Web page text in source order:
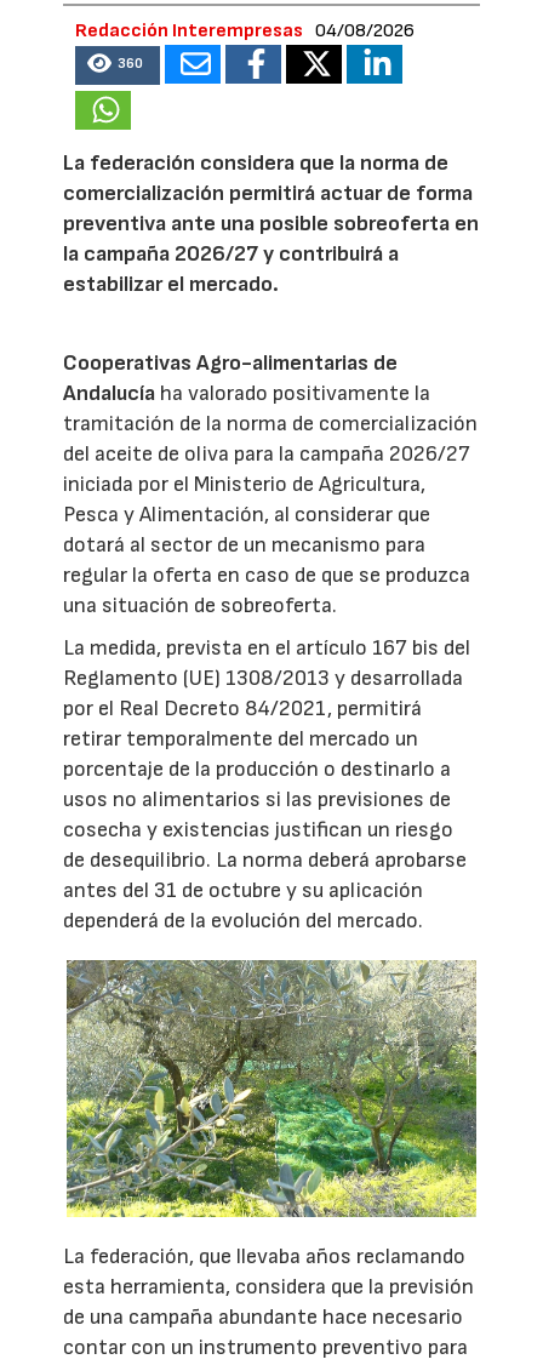
Redacción Interempresas 04/08/2026
360
La federación considera que la norma de
comercialización permitirá actuar de forma
preventiva ante una posible sobreoferta en
la campaña 2026/27 y contribuirá a
estabilizar el mercado.
Cooperativas Agro-alimentarias de
Andalucía ha valorado positivamente la
tramitación de la norma de comercialización
del aceite de oliva para la campaña 2026/27
iniciada por el Ministerio de Agricultura,
Pesca y Alimentación, al considerar que
dotará al sector de un mecanismo para
regular la oferta en caso de que se produzca
una situación de sobreoferta.
La medida, prevista en el artículo 167 bis del
Reglamento (UE) 1308/2013 y desarrollada
por el Real Decreto 84/2021, permitirá
retirar temporalmente del mercado un
porcentaje de la producción o destinarlo a
usos no alimentarios si las previsiones de
cosecha y existencias justifican un riesgo
de desequilibrio. La norma deberá aprobarse
antes del 31 de octubre y su aplicación
dependerá de la evolución del mercado.
La federación, que llevaba años reclamando
esta herramienta, considera que la previsión
de una campaña abundante hace necesario
contar con un instrumento preventivo para